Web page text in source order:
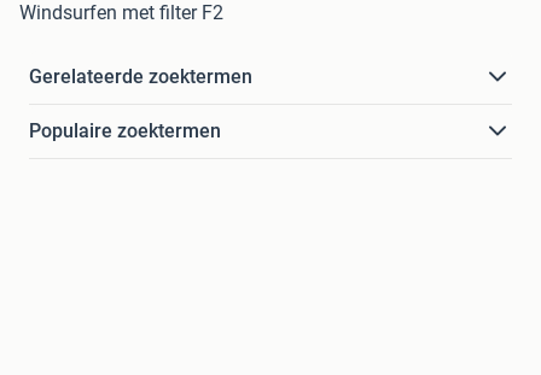
Windsurfen met filter F2
Gerelateerde zoektermen
Populaire zoektermen